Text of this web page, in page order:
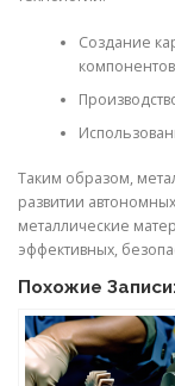
Создание
Таким образом,
развитии
металлические
эффективных,
Похожие Записи: